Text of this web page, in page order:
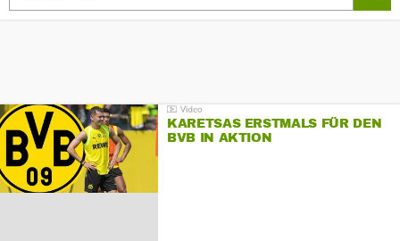
KARETSAS ERSTMALS FÜR DEN
BVB IN AKTION